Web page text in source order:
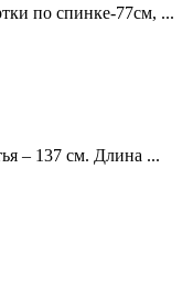
по спинке-77см, ...
– 137 см. Длина ...